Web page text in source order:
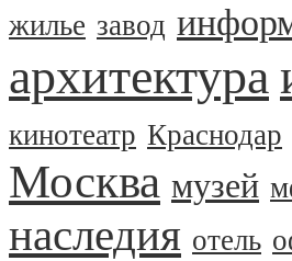
жилье завод
архитектура
кинотеатр Краснодар
Москва музей
наследия отель